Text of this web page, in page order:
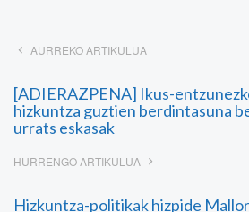
AURREKO ARTIKULUA
[ADIERAZPENA] Ikus-
hizkuntza guztien berdintasuna
urrats eskasak
HURRENGO ARTIKULUA
Hizkuntza-politikak hizpide